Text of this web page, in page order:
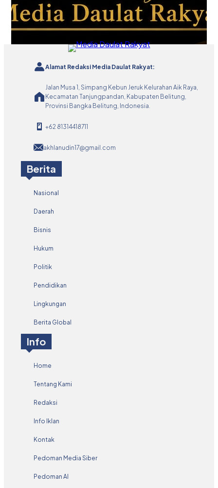
Alamat Redaksi Media Daulat Rakyat:
Jalan Musa 1, Simpang Kebun Jeruk Kelurahan Aik Raya,
Kecamatan Tanjungpandan, Kabupaten Belitung,
Provinsi Bangka Belitung, Indonesia.
+62 81314418711
akhlanudin17@gmail.com
Berita
Nasional
Daerah
Bisnis
Hukum
Politik
Pendidikan
Lingkungan
Berita Global
Info
Home
Tentang Kami
Redaksi
Info Iklan
Kontak
Pedoman Media Siber
Pedoman AI